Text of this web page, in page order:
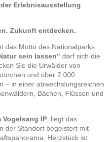
Erlebnisausstellung
Zukunft entdecken.
das Motto des Nationalparks
sein lassen“ darf sich die
Sie die Urwälder von
und über 2.000
– in einer abwechslungsreichen
Bächen, Flüssen und
Vogelsang IP , liegt das
der Standort begeistert mit
Herzstück ist